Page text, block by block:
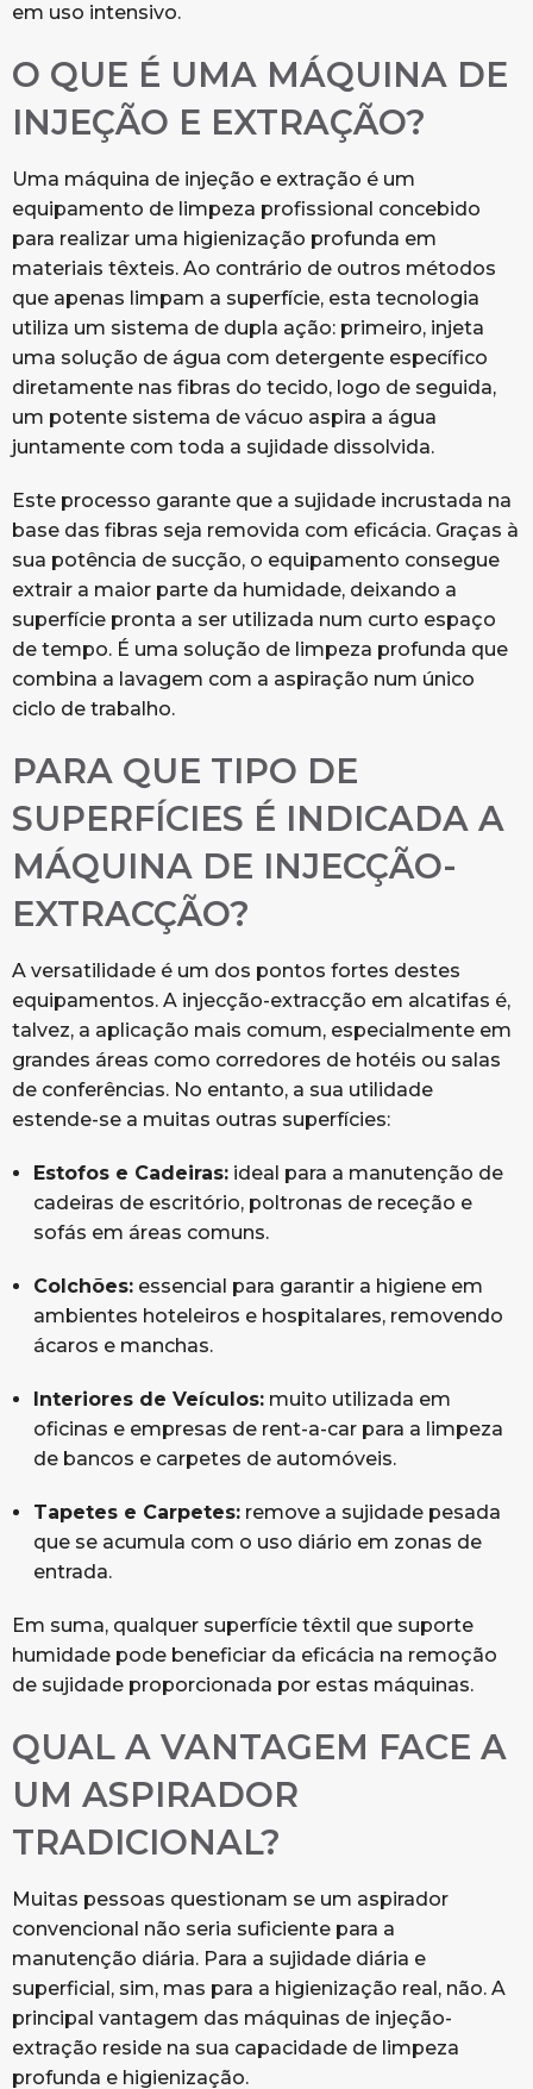
em uso intensivo.
O QUE É UMA MÁQUINA DE
INJEÇÃO E EXTRAÇÃO?
Uma máquina de injeção e extração é um
equipamento de limpeza profissional concebido
para realizar uma higienização profunda em
materiais têxteis. Ao contrário de outros métodos
que apenas limpam a superfície, esta tecnologia
utiliza um sistema de dupla ação: primeiro, injeta
uma solução de água com detergente específico
diretamente nas fibras do tecido, logo de seguida,
um potente sistema de vácuo aspira a água
juntamente com toda a sujidade dissolvida.
Este processo garante que a sujidade incrustada na
base das fibras seja removida com eficácia. Graças à
sua potência de sucção, o equipamento consegue
extrair a maior parte da humidade, deixando a
superfície pronta a ser utilizada num curto espaço
de tempo. É uma solução de limpeza profunda que
combina a lavagem com a aspiração num único
ciclo de trabalho.
PARA QUE TIPO DE
SUPERFÍCIES É INDICADA A
MÁQUINA DE INJECÇÃO-
EXTRACÇÃO?
A versatilidade é um dos pontos fortes destes
equipamentos. A injecção-extracção em alcatifas é,
talvez, a aplicação mais comum, especialmente em
grandes áreas como corredores de hotéis ou salas
de conferências. No entanto, a sua utilidade
estende-se a muitas outras superfícies:
Estofos e Cadeiras:ideal para a manutenção de
cadeiras de escritório, poltronas de receção e
sofás em áreas comuns.
Colchões:essencial para garantir a higiene em
ambientes hoteleiros e hospitalares, removendo
ácaros e manchas.
Interiores de Veículos:muito utilizada em
oficinas e empresas de rent-a-car para a limpeza
de bancos e carpetes de automóveis.
Tapetes e Carpetes:remove a sujidade pesada
que se acumula com o uso diário em zonas de
entrada.
Em suma, qualquer superfície têxtil que suporte
humidade pode beneficiar da eficácia na remoção
de sujidade proporcionada por estas máquinas.
QUAL A VANTAGEM FACE A
UM ASPIRADOR
TRADICIONAL?
Muitas pessoas questionam se um aspirador
convencional não seria suficiente para a
manutenção diária. Para a sujidade diária e
superficial, sim, mas para a higienização real, não. A
principal vantagem das máquinas de injeção-
extração reside na sua capacidade de limpeza
profunda e higienização.